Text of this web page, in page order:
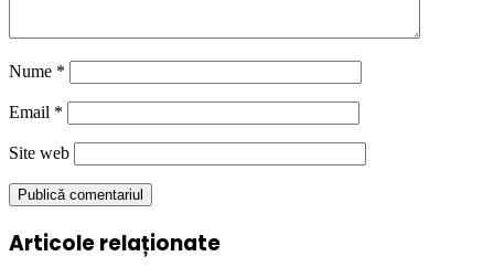
Nume *
Email *
Site web
Articole relaționate